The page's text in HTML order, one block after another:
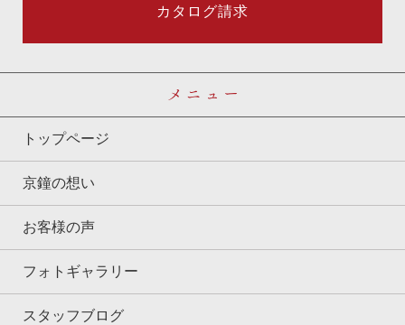
カタログ請求
トップページ
京鐘の想い
お客様の声
フォトギャラリー
スタッフブログ